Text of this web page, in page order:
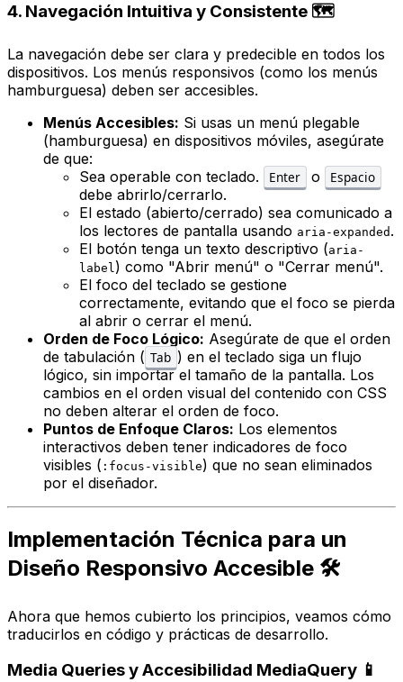
4. Navegación Intuitiva y Consistente 🗺️
La navegación debe ser clara y predecible en todos los
dispositivos. Los menús responsivos (como los menús
hamburguesa) deben ser accesibles.
Menús Accesibles: Si usas un menú plegable
(hamburguesa) en dispositivos móviles, asegúrate
de que:
Sea operable con teclado.
Enter o Espacio
debe abrirlo/cerrarlo.
El estado (abierto/cerrado) sea comunicado a
los lectores de pantalla usando aria-expanded .
El botón tenga un texto descriptivo (aria-
label ) como "Abrir menú" o "Cerrar menú".
El foco del teclado se gestione
correctamente, evitando que el foco se pierda
al abrir o cerrar el menú.
Orden de Foco Lógico: Asegúrate de que el orden
de tabulación ( Tab ) en el teclado siga un flujo
lógico, sin importar el tamaño de la pantalla. Los
cambios en el orden visual del contenido con CSS
no deben alterar el orden de foco.
Puntos de Enfoque Claros: Los elementos
interactivos deben tener indicadores de foco
visibles ( :focus-visible) que no sean eliminados
por el diseñador.
Implementación Técnica para un
Diseño Responsivo Accesible 🛠️
Ahora que hemos cubierto los principios, veamos cómo
traducirlos en código y prácticas de desarrollo.
Media Queries y Accesibilidad MediaQuery 📱